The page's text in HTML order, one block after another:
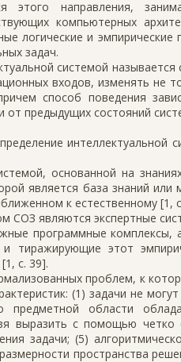
этого направления,
компьютерных
логические и
задач.
системой
входов, изменять не
способ поведения
предыдущих состояний
интеллектуальной
основанной на
является база знаний
к естественному [1,
СОЗ являются экспертные
программные комплексы,
тиражирующие этот
с. 39].
проблем, к
(1) задачи не
области
выразить с помощью четко
задачи; (5)
пространства